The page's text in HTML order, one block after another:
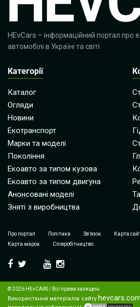
HEvCars – інформаційний портал про
автомобілі в Україні та світі
Категорії
Каталог
Огляди
Новини
Екотранспорт
Марки та моделі
Покоління
Екоавто за типом кузова
Екоавто за типом двигуна
Анонсовані моделі
Зняті з виробництва
Про портал Політика Зв’язок Карта
Карта марок
Співробітництво
© 2026 HEvCARS / Всі права захищені
Використання матеріалів сайту